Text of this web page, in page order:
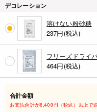
デコレーション
溶けない粉砂糖
237円(税込)
フリーズドライ
464円(税込)
合計金額
お支払合計が6,400円（税込）以上で送